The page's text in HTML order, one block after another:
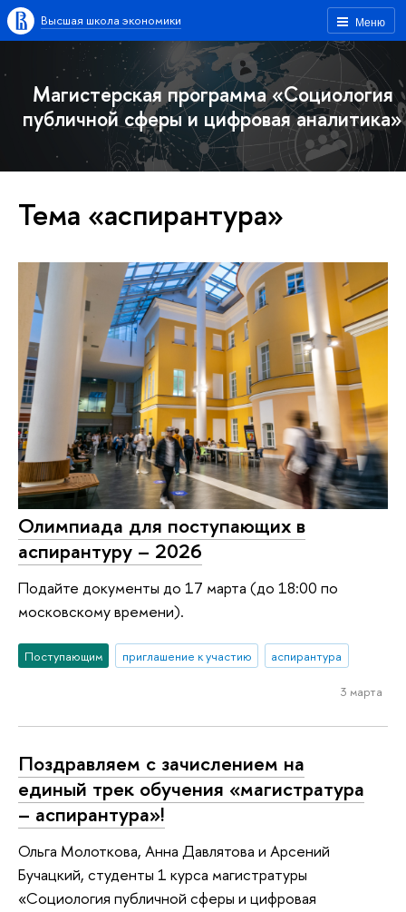
Меню
Высшая школа экономики
Магистерская программа «Социология
публичной сферы и цифровая аналитика»
Тема «аспирантура»
Олимпиада для поступающих в
аспирантуру – 2026
Подайте документы до 17 марта (до 18:00 по
московскому времени).
Поступающим приглашение к участию аспирантура
3 марта
Поздравляем с зачислением на
единый трек обучения «магистратура
– аспирантура»!
Ольга Молоткова, Анна Давлятова и Арсений
Бучацкий, студенты 1 курса магистратуры
«Социология публичной сферы и цифровая